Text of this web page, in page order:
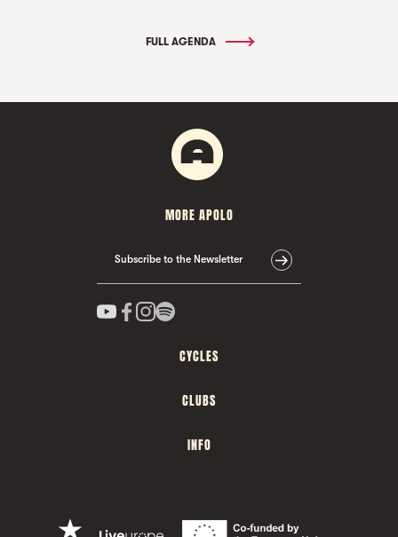
FULL AGENDA
MORE APOLO
Subscribe to the Newsletter
CYCLES
CLUBS
INFO